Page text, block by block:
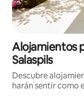
Alojamientos
Salaspils
Descubre
harán sentir como